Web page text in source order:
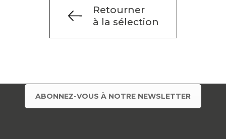
Retourner
à la sélection
ABONNEZ-VOUS À NOTRE NEWSLETTER